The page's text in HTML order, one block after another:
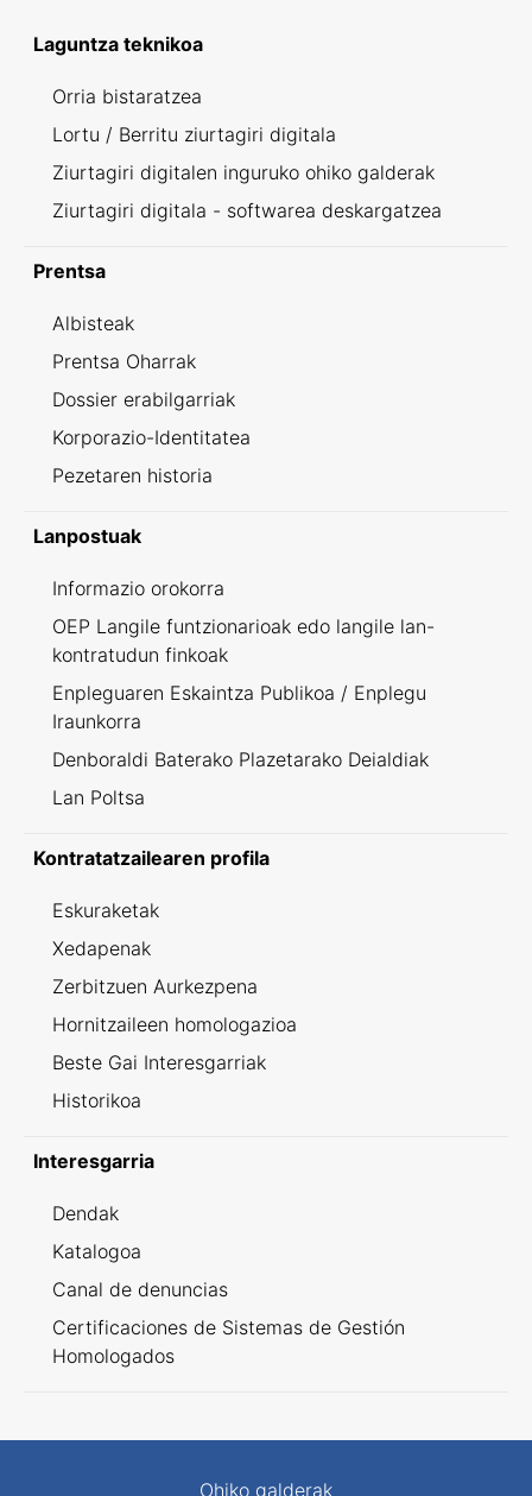
Laguntza teknikoa
Orria bistaratzea
Lortu / Berritu ziurtagiri digitala
Ziurtagiri digitalen inguruko ohiko galderak
Ziurtagiri digitala - softwarea deskargatzea
Prentsa
Albisteak
Prentsa Oharrak
Dossier erabilgarriak
Korporazio-Identitatea
Pezetaren historia
Lanpostuak
Informazio orokorra
OEP Langile funtzionarioak edo langile lan-
kontratudun finkoak
Enpleguaren Eskaintza Publikoa / Enplegu
Iraunkorra
Denboraldi Baterako Plazetarako Deialdiak
Lan Poltsa
Kontratatzailearen profila
Eskuraketak
Xedapenak
Zerbitzuen Aurkezpena
Hornitzaileen homologazioa
Beste Gai Interesgarriak
Historikoa
Interesgarria
Dendak
Katalogoa
Canal de denuncias
Certificaciones de Sistemas de Gestión
Homologados
Ohiko galderak